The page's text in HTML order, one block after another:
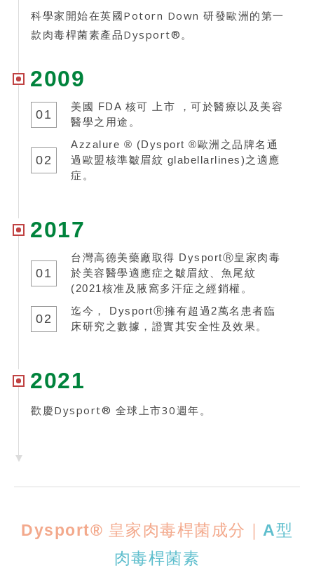
科學家開始在英國Potorn Down 研發歐洲的第一
款肉毒桿菌素產品Dysport®。
2009
01
美國 FDA 核可 上市 ，可於醫療以及美容
醫學之用途。
02
Azzalure ® (Dysport ®歐洲之品牌名通
過歐盟核準皺眉紋 glabellarlines)之適應
症。
2017
01
台灣高德美藥廠取得 DysportⓇ皇家肉毒
於美容醫學適應症之皺眉紋、魚尾紋
(2021核准及腋窩多汗症之經銷權。
02
迄今， DysportⓇ擁有超過2萬名患者臨
床研究之數據，證實其安全性及效果。
2021
歡慶Dysport® 全球上市30週年。
Dysport® 皇家肉毒桿菌成分｜ A型
肉毒桿菌素